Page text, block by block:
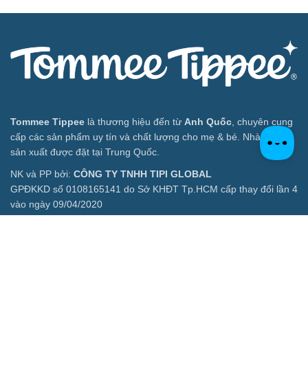
Tommee Tippee là thương hiệu đến từ Anh Quốc, chuyên cung
cấp các sản phẩm uy tín và chất lượng cho mẹ & bé. Nhà máy
sản xuất được đặt tại Trung Quốc.
NK và PP bởi: CÔNG TY TNHH TIPI GLOBAL
GPĐKKD số 0108165141 do Sở KHĐT Tp.HCM cấp thay đổi lần 4
vào ngày 09/04/2020